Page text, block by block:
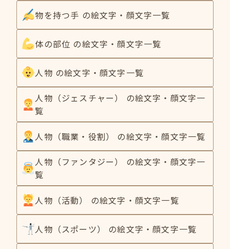
物を持つ手 の絵文字・顔文字一覧
体の部位 の絵文字・顔文字一覧
人物 の絵文字・顔文字一覧
人物（ジェスチャー） の絵文字・顔文字一
覧
人物（職業・役割） の絵文字・顔文字一覧
人物（ファンタジー） の絵文字・顔文字一
覧
人物（活動） の絵文字・顔文字一覧
人物（スポーツ） の絵文字・顔文字一覧